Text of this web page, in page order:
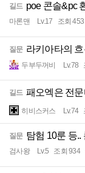
길드 poe 콘솔&pc
마론맨 Lv.17 조회 453
질문 라키아타의
두부두꺼비 Lv.78
길드 패오엑은 전
히비스커스 Lv.74
질문 탐험 10룬 등..
검사왕 Lv.5 조회 934